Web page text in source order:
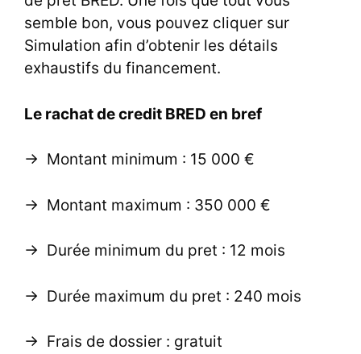
semble bon, vous pouvez cliquer sur
Simulation afin d’obtenir les détails
exhaustifs du financement.
Le rachat de credit BRED en bref
-> Montant minimum : 15 000 €
-> Montant maximum : 350 000 €
-> Durée minimum du pret : 12 mois
-> Durée maximum du pret : 240 mois
-> Frais de dossier : gratuit